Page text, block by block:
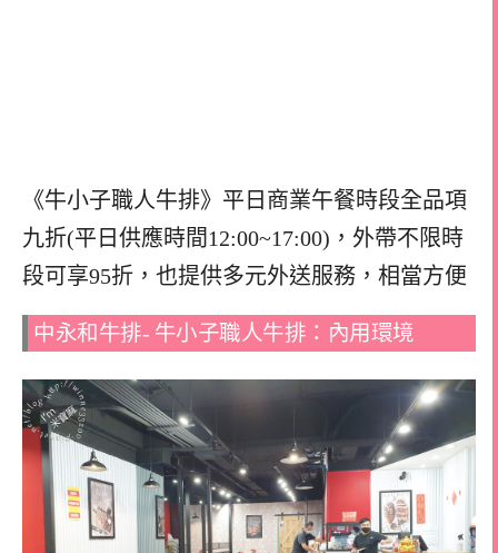
《牛小子職人牛排》平日商業午餐時段全品項
九折(平日供應時間12:00~17:00)， 外帶不限時
段可享95折， 也提供多元外送服務，相當方便
中永和牛排- 牛小子職人牛排：內用環境